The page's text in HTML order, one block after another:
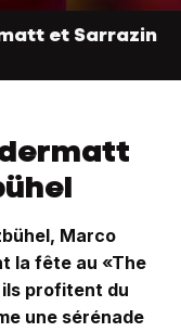
et Sarrazin
Marco
la fête au «The
profitent du
une sérénade